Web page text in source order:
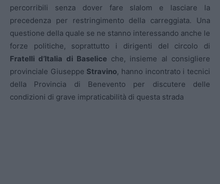
percorribili senza dover fare slalom e lasciare la
precedenza per restringimento della carreggiata. Una
questione della quale se ne stanno interessando anche le
forze politiche, soprattutto i dirigenti del circolo di
Fratelli d’Italia di Baselice che, insieme al consigliere
provinciale Giuseppe Stravino, hanno incontrato i tecnici
della Provincia di Benevento per discutere delle
condizioni di grave impraticabilità di questa strada